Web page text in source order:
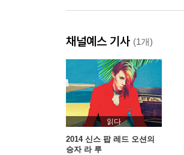
채널예스 기사 (1개)
읽다
2014 신스 팝 레드 오션의
승자 라 루